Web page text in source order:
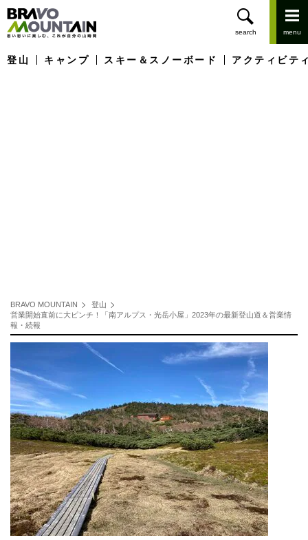
登山 キャンプ スキー＆スノーボード アクティビテ
BRAVO MOUNTAIN
登山
営業開始直前に大ピンチ！「南アルプス・光岳小屋」2023年の最新登山道＆営業情
報・続報